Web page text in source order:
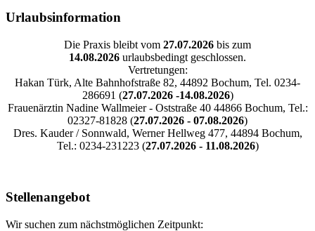
Urlaubsinformation
Die Praxis bleibt vom 27.07.2026 bis zum
14.08.2026 urlaubsbedingt geschlossen.
Vertretungen:
Hakan Türk, Alte Bahnhofstraße 82, 44892 Bochum, Tel. 0234-
286691 (27.07.2026 -14.08.2026)
Frauenärztin Nadine Wallmeier - Oststraße 40 44866 Bochum, Tel.:
02327-81828 (27.07.2026 - 07.08.2026)
Dres. Kauder / Sonnwald, Werner Hellweg 477, 44894 Bochum,
Tel.: 0234-231223 (27.07.2026 - 11.08.2026)
Stellenangebot
Wir suchen zum nächstmöglichen Zeitpunkt: